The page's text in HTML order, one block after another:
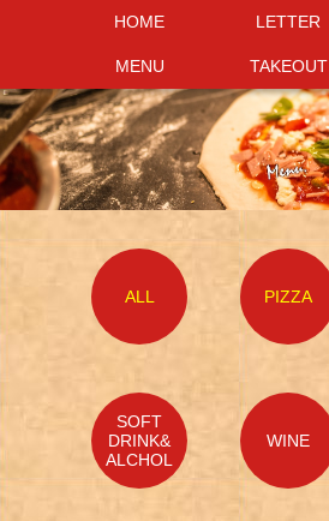
HOME LETTER
MENU TAKEOUT
HOME LETTER
MENU TAKEOUT
ALL PIZZA
SOFT
DRINK&
ALCHOL
WINE